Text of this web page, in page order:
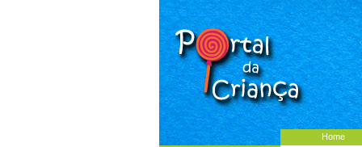
Home